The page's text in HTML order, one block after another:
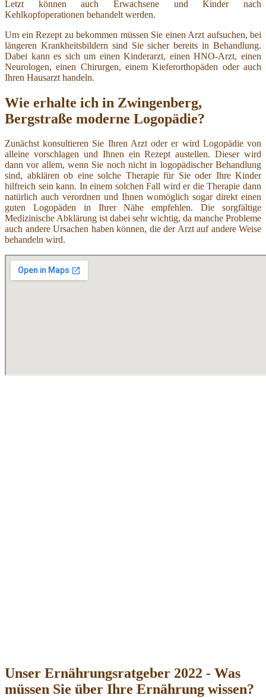
Letzt können auch Erwachsene und Kinder nach
Kehlkopfoperationen behandelt werden.
Um ein Rezept zu bekommen müssen Sie einen Arzt aufsuchen, bei
längeren Krankheitsbildern sind Sie sicher bereits in Behandlung.
Dabei kann es sich um einen Kinderarzt, einen HNO-Arzt, einen
Neurologen, einen Chirurgen, einem Kieferorthopäden oder auch
Ihren Hausarzt handeln.
Wie erhalte ich in Zwingenberg,
Bergstraße moderne Logopädie?
Zunächst konsultieren Sie Ihren Arzt oder er wird Logopädie von
alleine vorschlagen und Ihnen ein Rezept austellen. Dieser wird
dann vor allem, wenn Sie noch nicht in logopädischer Behandlung
sind, abklären ob eine solche Therapie für Sie oder Ihre Kinder
hilfreich sein kann. In einem solchen Fall wird er die Therapie dann
natürlich auch verordnen und Ihnen womöglich sogar direkt einen
guten Logopäden in Ihrer Nähe empfehlen. Die sorgfältige
Medizinische Abklärung ist dabei sehr wichtig, da manche Probleme
auch andere Ursachen haben können, die der Arzt auf andere Weise
behandeln wird.
Unser Ernährungsratgeber 2022 - Was
müssen Sie über Ihre Ernährung wissen?